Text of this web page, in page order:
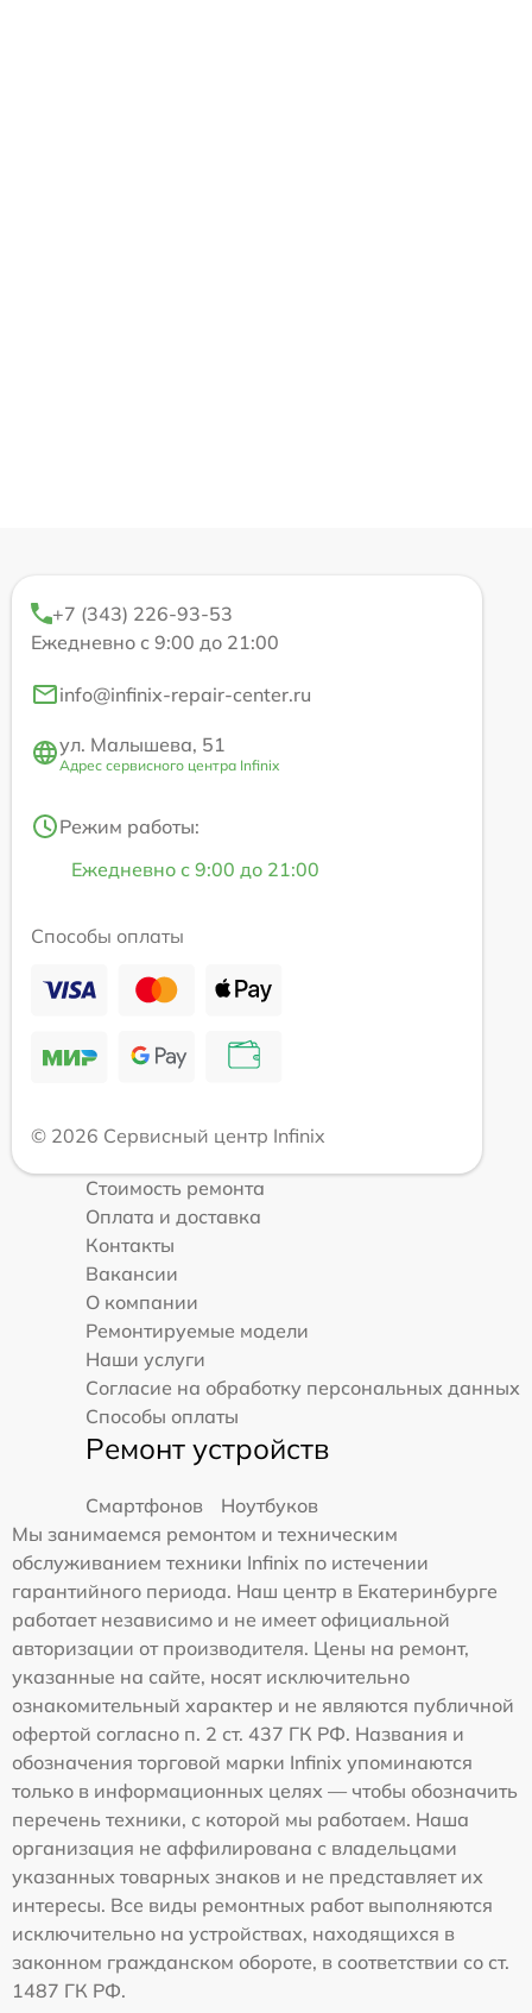
+7 (343) 226-93-53
Ежедневно с 9:00 до 21:00
info@infinix-repair-center.ru
ул. Малышева, 51
Адрес сервисного центра Infinix
Режим работы:
Ежедневно с 9:00 до 21:00
Способы оплаты
© 2026 Сервисный центр Infinix
Стоимость ремонта
Оплата и доставка
Контакты
Вакансии
О компании
Ремонтируемые модели
Наши услуги
Согласие на обработку персональных данных
Способы оплаты
Ремонт устройств
Смартфонов
Ноутбуков
Мы занимаемся ремонтом и техническим
обслуживанием техники Infinix по истечении
гарантийного периода. Наш центр в Екатеринбурге
работает независимо и не имеет официальной
авторизации от производителя. Цены на ремонт,
указанные на сайте, носят исключительно
ознакомительный характер и не являются публичной
офертой согласно п. 2 ст. 437 ГК РФ. Названия и
обозначения торговой марки Infinix упоминаются
только в информационных целях — чтобы обозначить
перечень техники, с которой мы работаем. Наша
организация не аффилирована с владельцами
указанных товарных знаков и не представляет их
интересы. Все виды ремонтных работ выполняются
исключительно на устройствах, находящихся в
законном гражданском обороте, в соответствии со ст.
1487 ГК РФ.